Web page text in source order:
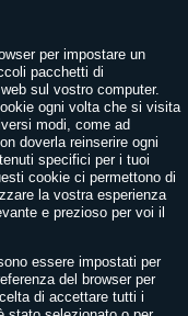
per impostare un
pacchetti di
sul vostro computer.
ogni volta che si visita
modi, come ad
doverla reinserire ogni
specifici per i tuoi
cookie ci permettono di
la vostra esperienza
e prezioso per voi il
essere impostati per
del browser per
di accettare tutti i